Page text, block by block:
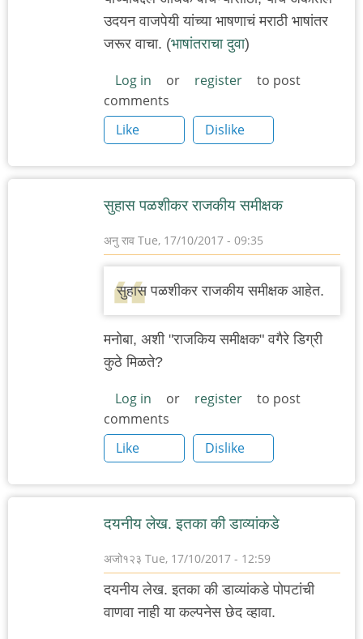
उदयन वाजपेयी यांच्या भाषणाचं मराठी भाषांतर
जरूर वाचा. (भाषांतराचा दुवा)
Log in or register
to post
comments
Like
Dislike
सुहास पळशीकर राजकीय समीक्षक
अनु राव Tue, 17/10/2017 - 09:35
सुहास पळशीकर राजकीय समीक्षक आहेत.
मनोबा, अशी "राजकिय समीक्षक" वगैरे डिग्री
कुठे मिळते?
Log in or register
to post
comments
Like
Dislike
दयनीय लेख. इतका की डाव्यांकडे
अजो१२३ Tue, 17/10/2017 - 12:59
दयनीय लेख. इतका की डाव्यांकडे पोपटांची
वाणवा नाही या कल्पनेस छेद व्हावा.